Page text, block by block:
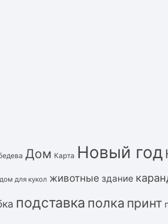
Дом Карта Новый год
дом для кукол животные здание
подставка полка принт